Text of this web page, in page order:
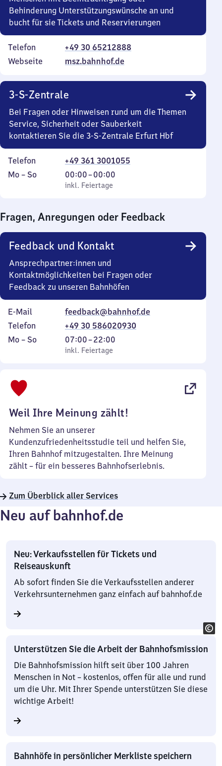
Behinderung Unterstützungswünsche an und
bucht für sie Tickets und Reservierungen
Telefon
+49 30 65212888
Webseite
msz.bahnhof.de
3-S-Zentrale
Bei Fragen oder Hinweisen rund um die Themen
Service, Sicherheit oder Sauberkeit
kontaktieren Sie die 3-S-Zentrale Erfurt Hbf
Telefon
+49 361 3001055
Montag
Mo – So,
inkl. Feiertage
00:00–00:00
Von
0
0
Uhr
inkl. Feiertage
Fragen, Anregungen oder Feedback
Feedback und Kontakt
Ansprechpartner:innen und
Kontaktmöglichkeiten bei Fragen oder
Feedback zu unseren Bahnhöfen
E-Mail
feedback@bahnhof.de
Telefon
+49 30 586020930
Montag
Mo – So,
inkl. Feiertage
07:00–22:00
Von
7
inkl. Feiertage
Weil Ihre Meinung zählt!
Nehmen Sie an unserer
Kundenzufriedenheitsstudie teil und helfen Sie,
Ihren Bahnhof mitzugestalten. Ihre Meinung
zählt – für ein besseres Bahnhofserlebnis.
Zum Überblick aller Services
Neu auf bahnhof.de
Neu: Verkaufsstellen für Tickets und
Reiseauskunft
Ab sofort finden Sie die Verkaufsstellen anderer
Verkehrsunternehmen ganz einfach auf bahnhof.de
Unterstützen Sie die Arbeit der Bahnhofsmission
Die Bahnhofsmission hilft seit über 100 Jahren
Menschen in Not – kostenlos, offen für alle und rund
um die Uhr. Mit Ihrer Spende unterstützen Sie diese
wichtige Arbeit!
Bahnhöfe in persönlicher Merkliste speichern